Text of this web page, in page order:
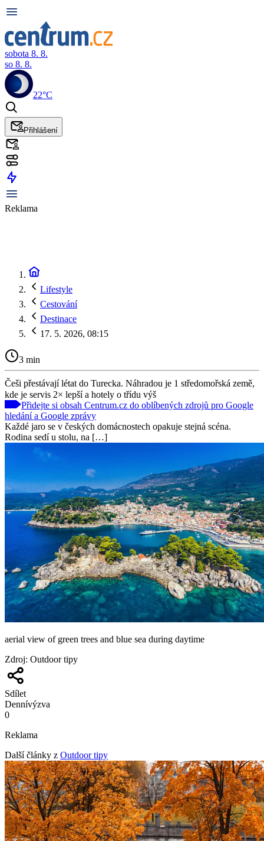
sobota 8. 8.
so 8. 8.
22°C
Přihlášení
Reklama
Lifestyle
Cestování
Destinace
17. 5. 2026, 08:15
3 min
Češi přestávají létat do Turecka. Náhradou je 1 středomořská země,
kde je servis 2× lepší a hotely o třídu výš
Přidejte si obsah Centrum.cz do oblíbených zdrojů pro Google
hledání a Google zprávy
Každé jaro se v českých domácnostech opakuje stejná scéna.
Rodina sedí u stolu, na […]
aerial view of green trees and blue sea during daytime
Zdroj: Outdoor tipy
Sdílet
Dennívýzva
0
Reklama
Další články z Outdoor tipy